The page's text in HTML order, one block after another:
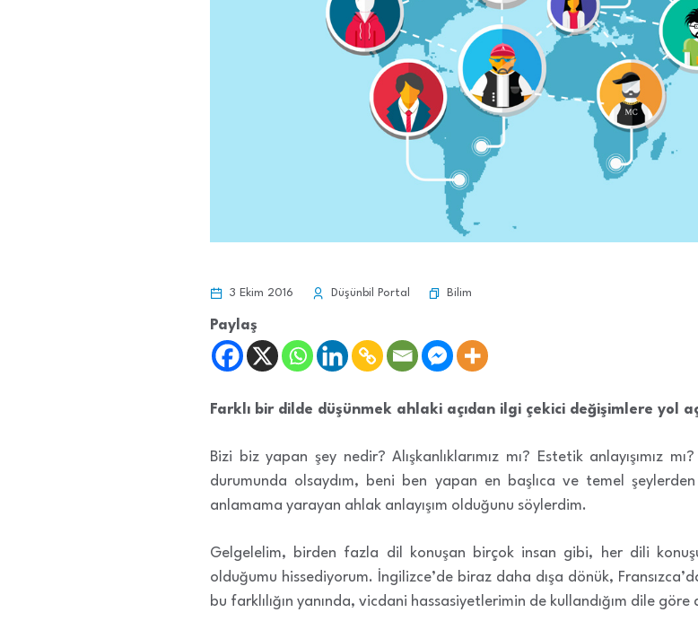
3 Ekim 2016 Düşünbil Portal Bilim
Paylaş
Farklı bir dilde düşünmek ahlaki açıdan ilgi çekici değişimlere yol
Bizi biz yapan şey nedir? Alışkanlıklarımız mı? Estetik anlayışımız
durumunda olsaydım, beni ben yapan en başlıca ve temel
anlamama yarayan ahlak anlayışım olduğunu söylerdim.
Gelgelelim, birden fazla dil konuşan birçok insan gibi, her dili
olduğumu hissediyorum. İngilizce’de biraz daha dışa dönük,
bu farklılığın yanında, vicdani hassasiyetlerimin de kullandığım dile